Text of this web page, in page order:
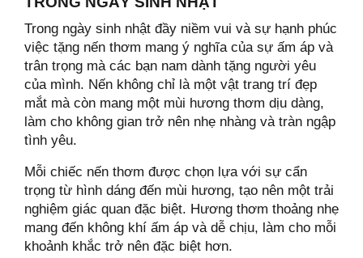
Trong ngày sinh nhật đầy niềm vui và sự hạnh phúc
việc tặng nến thơm mang ý nghĩa của sự ấm áp và
trân trọng mà các bạn nam dành tặng người yêu
của mình. Nến không chỉ là một vật trang trí đẹp
mắt mà còn mang một mùi hương thơm dịu dàng,
làm cho không gian trở nên nhẹ nhàng và tràn ngập
tình yêu.
Mỗi chiếc nến thơm được chọn lựa với sự cẩn
trọng từ hình dáng đến mùi hương, tạo nên một trải
nghiệm giác quan đặc biệt. Hương thơm thoảng nhẹ
mang đến không khí ấm áp và dễ chịu, làm cho mỗi
khoảnh khắc trở nên đặc biệt hơn.
Người Nhận
Cần Gì: Gợi Ý Quà Tinh Tế, Dễ Chạm Cảm Xúc